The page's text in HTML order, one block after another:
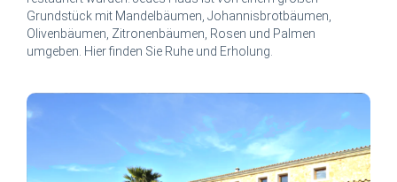
Grundstück mit Mandelbäumen, Johannisbrotbäumen,
Olivenbäumen, Zitronenbäumen, Rosen und Palmen
umgeben. Hier finden Sie Ruhe und Erholung.